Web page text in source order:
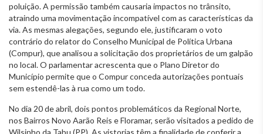
poluição. A permissão também causaria impactos no trânsito,
atraindo uma movimentação incompatível com as características da
via. As mesmas alegações, segundo ele, justificaram o voto
contrário do relator do Conselho Municipal de Política Urbana
(Compur), que analisou a solicitação dos proprietários de um galpão
no local. O parlamentar acrescenta que o Plano Diretor do
Município permite que o Compur conceda autorizações pontuais
sem estendê-las à rua como um todo.
No dia 20 de abril, dois pontos problemáticos da Regional Norte,
nos Bairros Novo Aarão Reis e Floramar, serão visitados a pedido de
Wilsinho da Tabu (PP). As vistorias têm a finalidade de conferir a